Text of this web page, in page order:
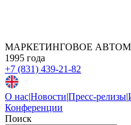
МАРКЕТИНГОВОЕ
1995 года
+7 (831) 439-21-82
О нас|Новости|Пресс-релизы|
Конференции
Поиск